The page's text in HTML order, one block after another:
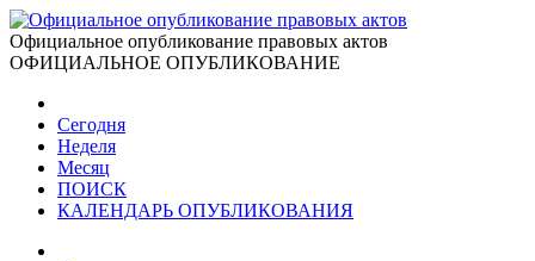
Официальное опубликование правовых актов
ОФИЦИАЛЬНОЕ ОПУБЛИКОВАНИЕ
Сегодня
Неделя
Месяц
ПОИСК
КАЛЕНДАРЬ ОПУБЛИКОВАНИЯ